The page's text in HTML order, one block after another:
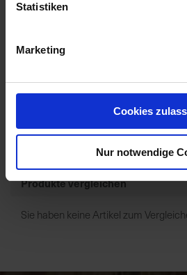
Statistiken
Marketing
Cookies
Nur notwendige
Zur Anzeige Ihres
einloggen.
Produkte vergleichen
Sie haben keine Artikel zum